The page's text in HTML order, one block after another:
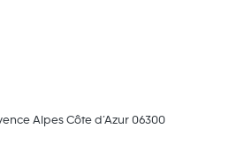
Alpes Côte d’Azur 06300